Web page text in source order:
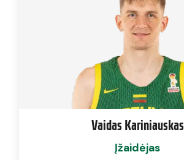
Vaidas Kariniauskas
Įžaidėjas